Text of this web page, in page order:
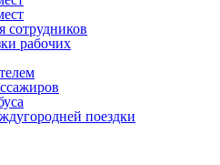
сотрудников
рабочих
поездки